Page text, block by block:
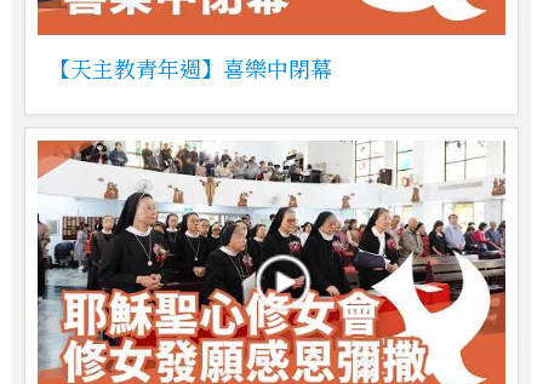
【天主教青年週】喜樂中閉幕